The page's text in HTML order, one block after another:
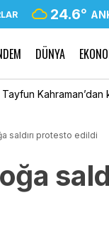
24.6°
DÜNYA
günü mesajı
saldırı protesto edildi